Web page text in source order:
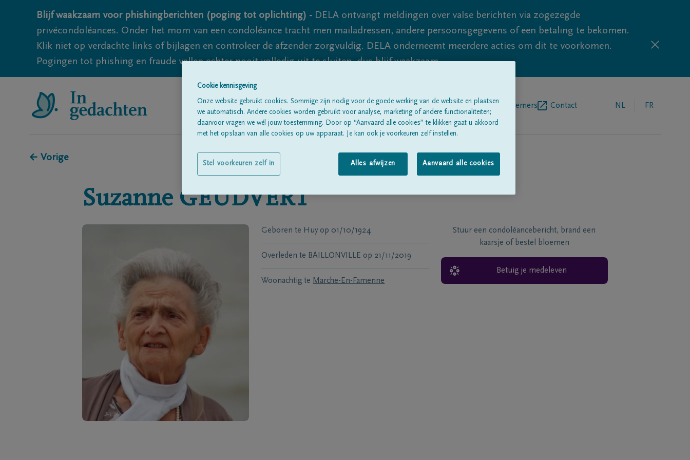
Blijf waakzaam voor phishingberichten (poging tot oplichting) - DELA ontvangt meldingen over valse berichten via zogezegde
privécondoléances. Onder het mom van een condoléance tracht men mailadressen, andere persoonsgegevens of een betaling te bekomen.
Klik niet op verdachte links of bijlagen en controleer de afzender zorgvuldig. DELA onderneemt meerdere acties om dit te voorkomen.
Pogingen tot phishing en fraude vallen echter nooit volledig uit te sluiten, dus blijf waakzaam.
Alle rouwberichtenOver onsBegrafenisondernemers Contact NL FR
← Vorige
Suzanne GEUDVERT
Geboren te Huy op 01/10/1924
Overleden te BAILLONVILLE op 21/11/2019
Woonachtig te Marche-En-Famenne
Stuur een condoléancebericht, brand een
kaarsje of bestel bloemen
Betuig je medeleven
Cookie kennisgeving
Onze website gebruikt cookies. Sommige zijn nodig voor de goede werking van de website en plaatsen
we automatisch. Andere cookies worden gebruikt voor analyse, marketing of andere functionaliteiten;
daarvoor vragen we wél jouw toestemming. Door op “Aanvaard alle cookies” te klikken gaat u akkoord
met het opslaan van alle cookies op uw apparaat. Je kan ook je voorkeuren zelf instellen.
Alles afwijzen Aanvaard alle cookies
Stel voorkeuren zelf in